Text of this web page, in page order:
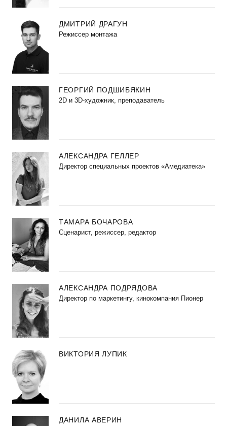
ДМИТРИЙ ДРАГУН
Режиссер монтажа
ГЕОРГИЙ ПОДШИБЯКИН
2D и 3D-художник, преподаватель
АЛЕКСАНДРА ГЕЛЛЕР
Директор специальных проектов «Амедиатека»
ТАМАРА БОЧАРОВА
Сценарист, режиссер, редактор
АЛЕКСАНДРА ПОДРЯДОВА
Директор по маркетингу, кинокомпания Пионер
ВИКТОРИЯ ЛУПИК
ДАНИЛА АВЕРИН